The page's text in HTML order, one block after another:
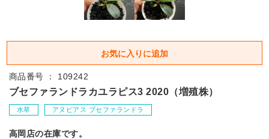
商品番号 ： 109242
ブセファランドラカユラピス3 2020（増殖株）
水草 アヌビアス ブセファランドラ
高岡店の在庫です。